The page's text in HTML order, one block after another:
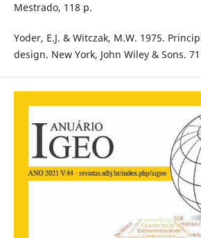
Mestrado, 118 p.
Yoder, E.J. & Witczak, M.W. 1975.
design. New York, John Wiley & Sons.